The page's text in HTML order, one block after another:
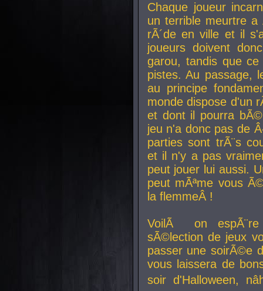
Chaque joueur
un terrible meurtre
rÃ´de en ville et il
joueurs doivent
garou, tandis que
pistes. Au passage,
au principe
monde dispose d'un
et dont il pourra
jeu n'a donc pas de
parties sont trÃ¨s
et il n'y a pas
peut jouer lui aussi.
peut mÃªme vous
la flemmeÂ !
VoilÃ on
sÃ©lection de jeux
passer une soirÃ©e
vous laissera de
soir d'Halloween,